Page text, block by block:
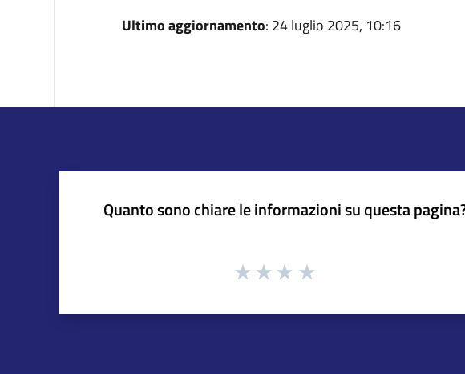
Ultimo aggiornamento: 24 luglio 2025, 10:16
Quanto sono chiare le informazioni su questa